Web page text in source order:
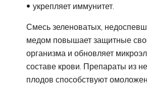
укрепляет иммунитет.
Смесь зеленоватых,
медом повышает защитные
организма и обновляет
составе крови. Препараты из
плодов способствуют